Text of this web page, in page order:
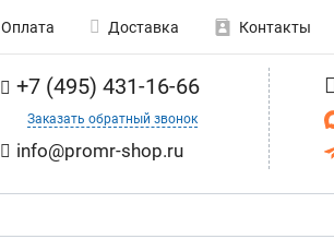
Оплата Доставка Контакты
+7 (495) 431-16-66
Заказать обратный звонок
info@promr-shop.ru